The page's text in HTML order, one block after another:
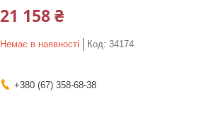
21 158 ₴
Немає в наявності Код: 34174
+380 (67) 358-68-38